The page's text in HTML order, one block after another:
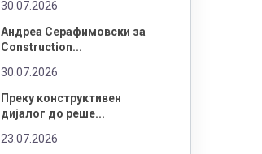
30.07.2026
Андреа Серафимовски за
Construction...
30.07.2026
Преку конструктивен
дијалог до реше...
23.07.2026